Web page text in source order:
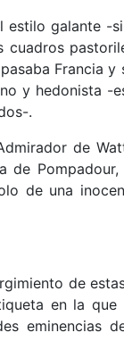
estilo galante -
Francia y
y hedonista -
.
de
de una
de
en la
eminencias